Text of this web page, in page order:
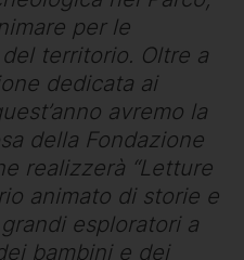
per le
territorio. Oltre a
dedicata ai
avremo la
della Fondazione
realizzerà “Letture
animato di storie e
esploratori a
bambini e dei